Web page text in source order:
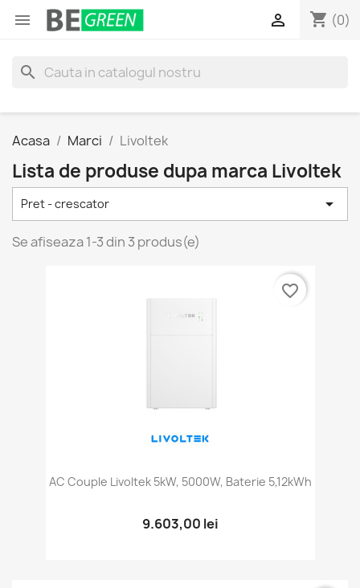
 shopping_cart (0)

search
Acasa Marci Livoltek
Lista de produse dupa marca Livoltek
Pret - crescator 
Se afiseaza 1-3 din 3 produs(e)
AC Couple Livoltek 5kW, 5000W, Baterie 5,12kWh
9.603,00 lei
favorite_border